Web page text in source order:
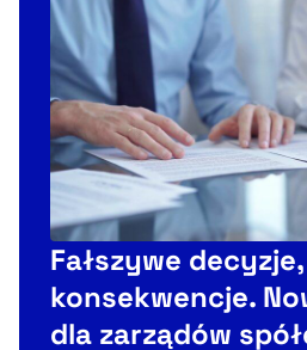
Fałszywe
konsekwencje.
dla zarządów